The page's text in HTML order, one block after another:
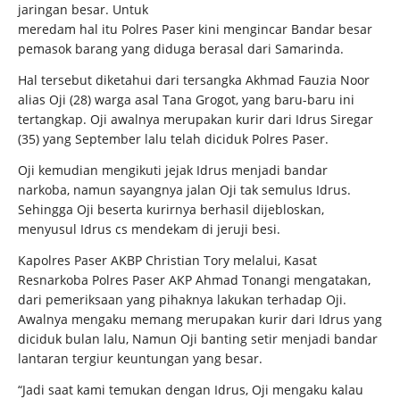
jaringan besar. Untuk
meredam hal itu Polres Paser kini mengincar Bandar besar
pemasok barang yang diduga berasal dari Samarinda.
Hal tersebut diketahui dari tersangka Akhmad Fauzia Noor
alias Oji (28) warga asal Tana Grogot, yang baru-baru ini
tertangkap. Oji awalnya merupakan kurir dari Idrus Siregar
(35) yang September lalu telah diciduk Polres Paser.
Oji kemudian mengikuti jejak Idrus menjadi bandar
narkoba, namun sayangnya jalan Oji tak semulus Idrus.
Sehingga Oji beserta kurirnya berhasil dijebloskan,
menyusul Idrus cs mendekam di jeruji besi.
Kapolres Paser AKBP Christian Tory melalui, Kasat
Resnarkoba Polres Paser AKP Ahmad Tonangi mengatakan,
dari pemeriksaan yang pihaknya lakukan terhadap Oji.
Awalnya mengaku memang merupakan kurir dari Idrus yang
diciduk bulan lalu, Namun Oji banting setir menjadi bandar
lantaran tergiur keuntungan yang besar.
“Jadi saat kami temukan dengan Idrus, Oji mengaku kalau